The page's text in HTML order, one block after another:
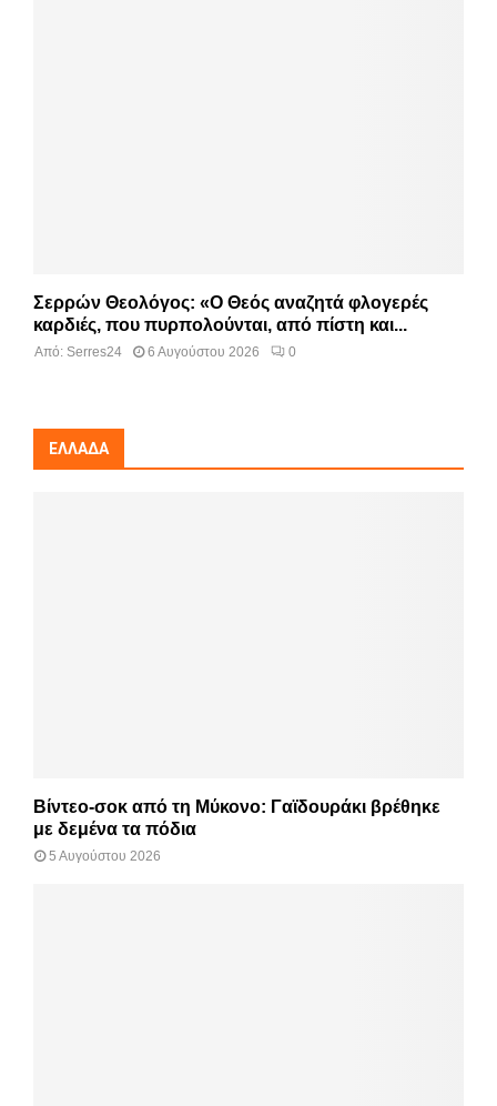
Σερρών Θεολόγος: «Ο Θεός αναζητά φλογερές
καρδιές, που πυρπολούνται, από πίστη και...
Από: Serres24 6 Αυγούστου 2026 0
ΕΛΛΆΔΑ
Βίντεο-σοκ από τη Μύκονο: Γαϊδουράκι βρέθηκε
με δεμένα τα πόδια
5 Αυγούστου 2026